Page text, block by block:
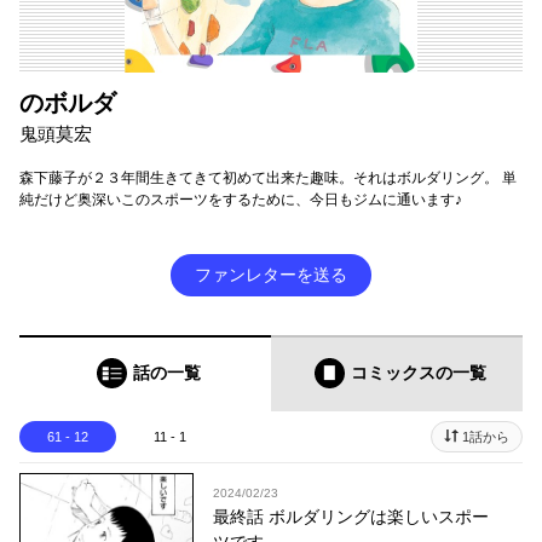
のボルダ
鬼頭莫宏
森下藤子が２３年間生きてきて初めて出来た趣味。それはボルダリング。 単
純だけど奥深いこのスポーツをするために、今日もジムに通います♪
ファンレターを送る
話の一覧 コミックスの一覧
61 - 12 11 - 1 1話から
2024/02/23
最終話 ボルダリングは楽しいスポー